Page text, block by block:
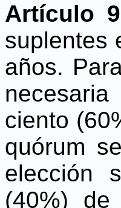
Artículo
suplentes
años.
ciento
quórum
elección
(40%)